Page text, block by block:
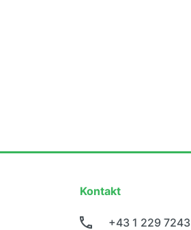
Kontakt
+43 1 229 7243